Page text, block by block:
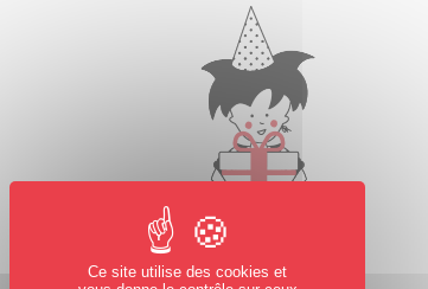
Ce site utilise des cookies et